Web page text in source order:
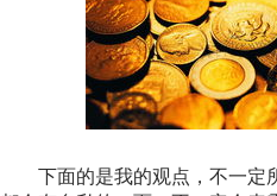
下面的是我的观点，不一定